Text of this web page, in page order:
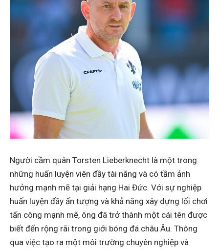
Người cầm quân Torsten Lieberknecht là một trong
những huấn luyện viên đầy tài năng và có tầm ảnh
hưởng mạnh mẽ tại giải hạng Hai Đức. Với sự nghiệp
huấn luyện đầy ấn tượng và khả năng xây dựng lối chơi
tấn công mạnh mẽ, ông đã trở thành một cái tên được
biết đến rộng rãi trong giới bóng đá châu Âu. Thông
qua việc tạo ra một môi trường chuyên nghiệp và